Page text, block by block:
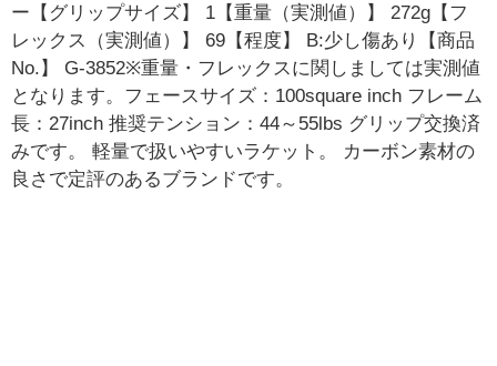
ー【グリップサイズ】 1【重量（実測値）】 272g【フ
レックス（実測値）】 69【程度】 B:少し傷あり【商品
No.】 G-3852※重量・フレックスに関しましては実測値
となります。フェースサイズ：100square inch フレーム
長：27inch 推奨テンション：44～55lbs グリップ交換済
みです。 軽量で扱いやすいラケット。 カーボン素材の
良さで定評のあるブランドです。